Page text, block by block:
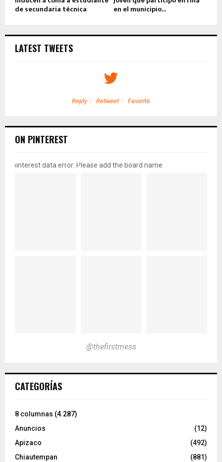
de secundaria técnica en el municipio...
LATEST TWEETS
Reply Retweet Favorite
ON PINTEREST
pinterest data error: Please add the board name
@thefirstmess
CATEGORÍAS
8 columnas (4.287)
Anuncios
(12)
Apizaco
(492)
Chiautempan
(881)